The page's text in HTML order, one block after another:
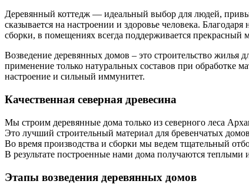
Деревянный коттедж — идеальный выбор для людей,
сказывается на настроении и здоровье человека.
сборки, в помещениях всегда поддерживается прекрасный
Возведение деревянных домов – это строительство
применение только натуральных составов при обработке
настроение и сильный иммунитет.
Качественная северная древесина
Мы строим деревянные дома только из северного леса
Это лучший строительный материал для бревенчатых
Во время производства и сборки мы ведем тщательный
В результате построенные нами дома получаются теплыми
Этапы возведения деревянных домов